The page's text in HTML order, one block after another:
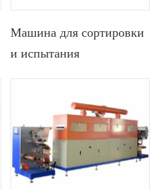
Машина для сортировки
и испытания
сопротивления и
напряжения
призматических
аккумуляторов